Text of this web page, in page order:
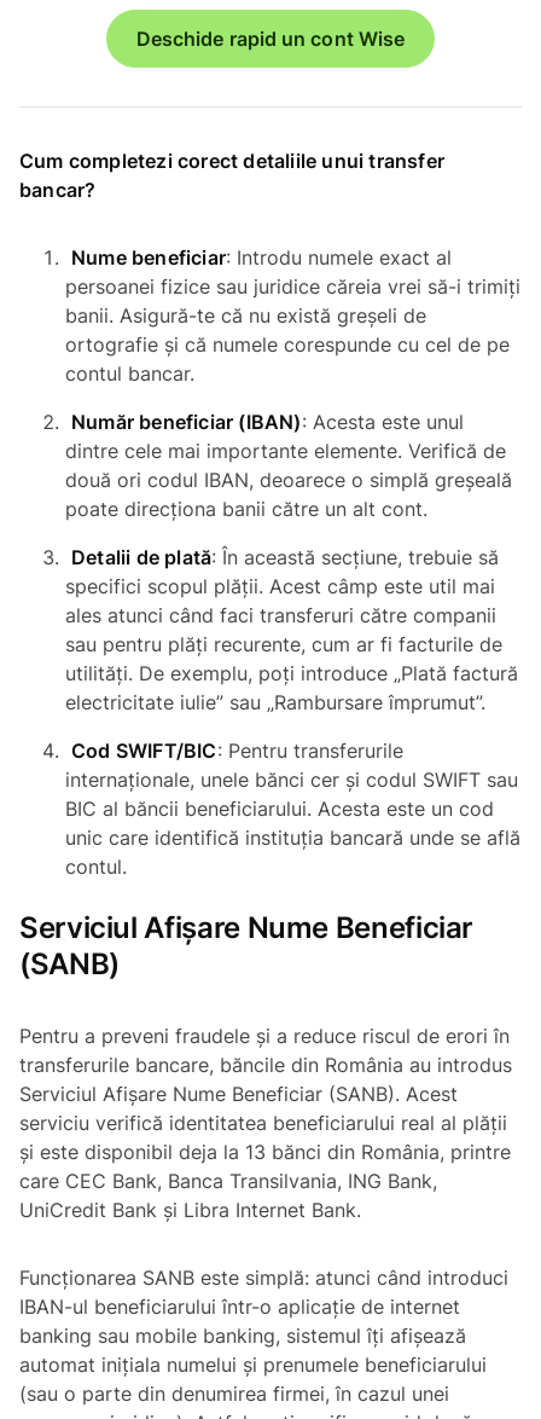
Deschide rapid un cont Wise
Cum completezi corect detaliile unui transfer
bancar?
Nume beneficiar: Introdu numele exact al
persoanei fizice sau juridice căreia vrei să-i trimiți
banii. Asigură-te că nu există greșeli de
ortografie și că numele corespunde cu cel de pe
contul bancar.
Număr beneficiar (IBAN): Acesta este unul
dintre cele mai importante elemente. Verifică de
două ori codul IBAN, deoarece o simplă greșeală
poate direcționa banii către un alt cont.
Detalii de plată: În această secțiune, trebuie să
specifici scopul plății. Acest câmp este util mai
ales atunci când faci transferuri către companii
sau pentru plăți recurente, cum ar fi facturile de
utilități. De exemplu, poți introduce „Plată factură
electricitate iulie” sau „Rambursare împrumut”.
Cod SWIFT/BIC: Pentru transferurile
internaționale, unele bănci cer și codul SWIFT sau
BIC al băncii beneficiarului. Acesta este un cod
unic care identifică instituția bancară unde se află
contul.
Serviciul Afișare Nume Beneficiar
(SANB)
Pentru a preveni fraudele și a reduce riscul de erori în
transferurile bancare, băncile din România au introdus
Serviciul Afișare Nume Beneficiar (SANB). Acest
serviciu verifică identitatea beneficiarului real al plății
și este disponibil deja la 13 bănci din România, printre
care CEC Bank, Banca Transilvania, ING Bank,
UniCredit Bank și Libra Internet Bank.
Funcționarea SANB este simplă: atunci când introduci
IBAN-ul beneficiarului într-o aplicație de internet
banking sau mobile banking, sistemul îți afișează
automat inițiala numelui și prenumele beneficiarului
(sau o parte din denumirea firmei, în cazul unei